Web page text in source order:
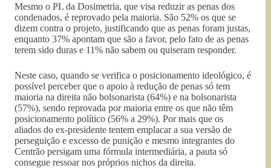
Mesmo o PL da Dosimetria, que visa reduzir as penas dos
condenados, é reprovado pela maioria. São 52% os que se
dizem contra o projeto, justificando que as penas foram justas,
enquanto 37% apontam que são a favor, pelo fato de as penas
terem sido duras e 11% não sabem ou quiseram responder.
Neste caso, quando se verifica o posicionamento ideológico, é
possível perceber que o apoio à redução de penas só tem
maioria na direita não bolsonarista (64%) e na bolsonarista
(57%), sendo reprovada por maioria entre os que não têm
posicionamento político (56% a 29%). Por mais que os
aliados do ex-presidente tentem emplacar a sua versão de
perseguição e excesso de punição e mesmo integrantes do
Centrão persigam uma fórmula intermediária, a pauta só
consegue ressoar nos próprios nichos da direita.